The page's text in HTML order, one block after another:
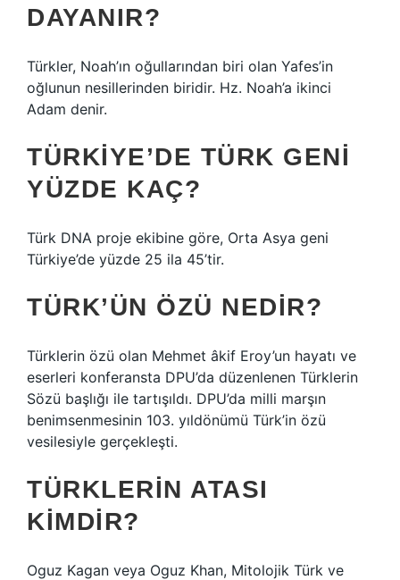
DAYANIR?
Türkler, Noah’ın oğullarından biri olan Yafes’in
oğlunun nesillerinden biridir. Hz. Noah’a ikinci
Adam denir.
TÜRKIYE’DE TÜRK GENI
YÜZDE KAÇ?
Türk DNA proje ekibine göre, Orta Asya geni
Türkiye’de yüzde 25 ila 45’tir.
TÜRK’ÜN ÖZÜ NEDIR?
Türklerin özü olan Mehmet âkif Eroy’un hayatı ve
eserleri konferansta DPU’da düzenlenen Türklerin
Sözü başlığı ile tartışıldı. DPU’da milli marşın
benimsenmesinin 103. yıldönümü Türk’in özü
vesilesiyle gerçekleşti.
TÜRKLERIN ATASI
KIMDIR?
Oguz Kagan veya Oguz Khan, Mitolojik Türk ve